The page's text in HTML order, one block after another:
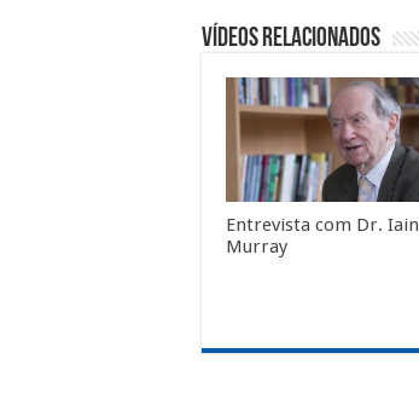
Vídeos Relacionados
Entrevista com Dr. Iain
Murray